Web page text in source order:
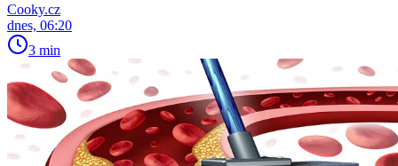
Cooky.cz
dnes, 06:20
3 min